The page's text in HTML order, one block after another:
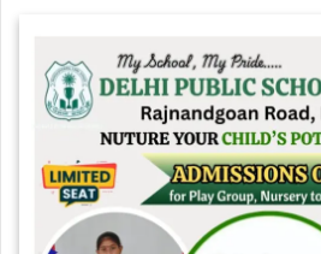
e
b
o
k
s
A
p
p
gr
a
m
e